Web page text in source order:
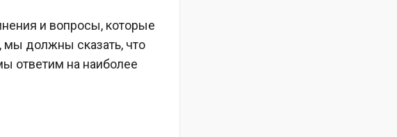
и вопросы, которые
мы должны сказать, что
ответим на наиболее